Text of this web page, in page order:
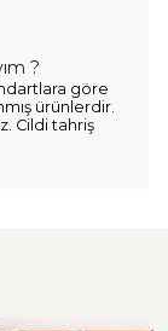
?
göre
ürünlerdir.
Cildi tahriş